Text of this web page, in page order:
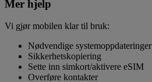
Mer hjelp
Vi gjør mobilen klar til bruk:
Nødvendige systemoppdateringer
Sikkerhetskopiering
Sette inn simkort/aktivere eSIM
Overføre kontakter